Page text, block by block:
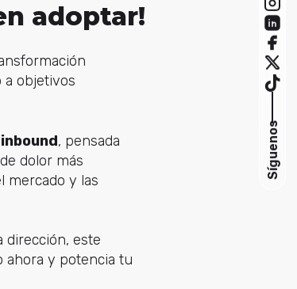
adoptar!
a objetivos
, pensada
dolor más
mercado y las
dirección, este
ahora y potencia tu
Síguenos